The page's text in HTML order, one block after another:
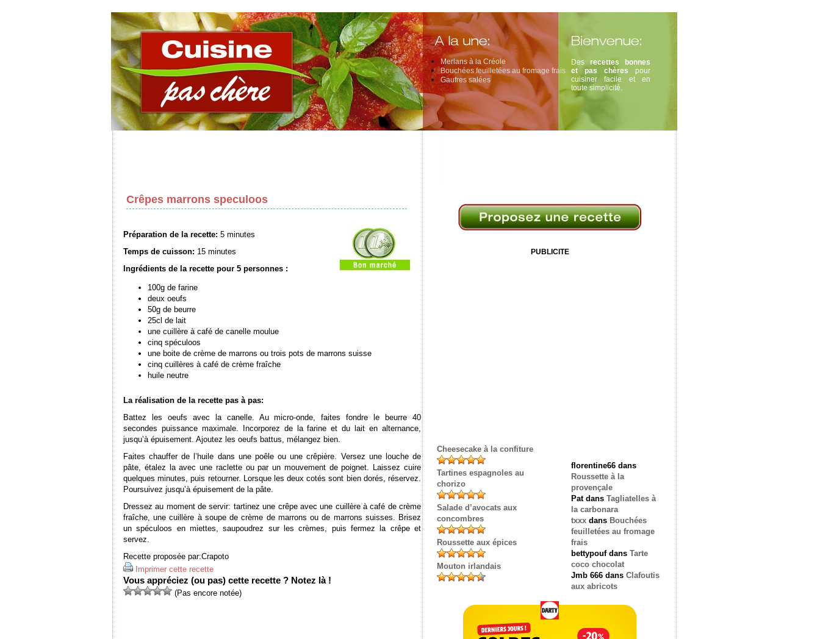
Des recettes bonnes
et pas chères pour
cuisiner facile et en
toute simplicité.
Merlans à la Créole
Bouchées feuilletées au fromage frais
Gaufres salées
Crêpes marrons speculoos
Préparation de la recette: 5 minutes
Temps de cuisson: 15 minutes
Ingrédients de la recette pour 5 personnes :
100g de farine
deux oeufs
50g de beurre
25cl de lait
une cuillère à café de canelle moulue
cinq spéculoos
une boite de crème de marrons ou trois pots de marrons suisse
cinq cuillères à café de crème fraîche
huile neutre
La réalisation de la recette pas à pas:
Battez les oeufs avec la canelle. Au micro-onde, faites fondre le beurre 40
secondes puissance maximale. Incorporez de la farine et du lait en alternance,
jusqu’à épuisement. Ajoutez les oeufs battus, mélangez bien.
Faites chauffer de l’huile dans une poêle ou une crêpière. Versez une louche de
pâte, étalez la avec une raclette ou par un mouvement de poignet. Laissez cuire
quelques minutes, puis retourner. Lorsque les deux cotés sont bien dorés, réservez.
Poursuivez jusqu’à épuisement de la pâte.
Dressez au moment de servir: tartinez une crêpe avec une cuillère à café de crème
fraîche, une cuillère à soupe de crème de marrons ou de marrons suisses. Brisez
un spéculoos en miettes, saupoudrez sur les crèmes, puis fermez la crêpe et
servez.
Recette proposée par:Crapoto
Imprimer cette recette
Vous appréciez (ou pas) cette recette ? Notez là !
(Pas encore notée)
PUBLICITE
Cheesecake à la confiture
Tartines espagnoles au
chorizo
Salade d’avocats aux
concombres
Roussette aux épices
Mouton irlandais
florentine66 dans
Roussette à la
provençale
Patdans Tagliatelles à
la carbonara
txxx dans Bouchées
feuilletées au fromage
frais
bettypoufdans Tarte
coco chocolat
Jmb 666 dans Clafoutis
aux abricots